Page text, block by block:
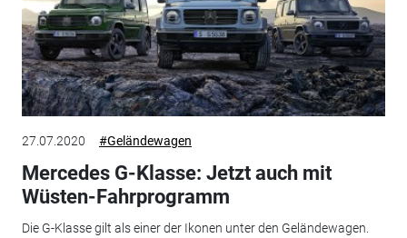
27.07.2020 #Geländewagen
Mercedes G-Klasse: Jetzt auch mit
Wüsten-Fahrprogramm
Die G-Klasse gilt als einer der Ikonen unter den Geländewagen.